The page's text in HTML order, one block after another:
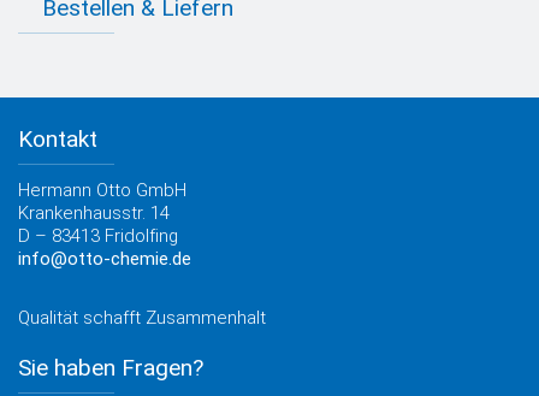
Jobs
Referenzen
Farbempfehlungen
Verbrauchsrechner
Medienportal
Bestellen & Liefern
Bestelloptionen
Elektronischer Rechnungsversand
Entsorgung & Verpackungsrücknahme
Kontakt
Hermann Otto GmbH
Krankenhausstr. 14
D – 83413 Fridolfing
info@otto-chemie.de
Qualität schafft Zusammenhalt
Sie haben Fragen?